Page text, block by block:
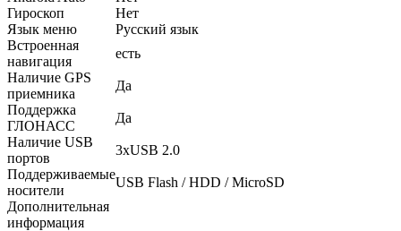
Гироскоп
Нет
Язык меню
Русский язык
Встроенная
навигация
есть
Наличие GPS
приемника
Да
Поддержка
ГЛОНАСС
Да
Наличие USB
портов
3хUSB 2.0
Поддерживаемые
носители
USB Flash / HDD / MicroSD
Дополнительная
информация